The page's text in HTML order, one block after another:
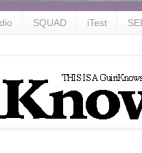
SQUAD iTest